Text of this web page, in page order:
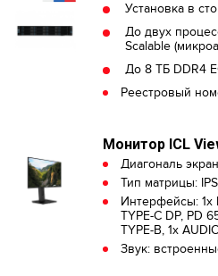
Установка в
До двух
Scalable
До 8 ТБ DDR4
Реестровый
Монитор ICL
Диагональ
Тип матрицы: IPS
Интерфейсы: 1x
TYPE-C DP, PD
TYPE-B, 1x
Звук: